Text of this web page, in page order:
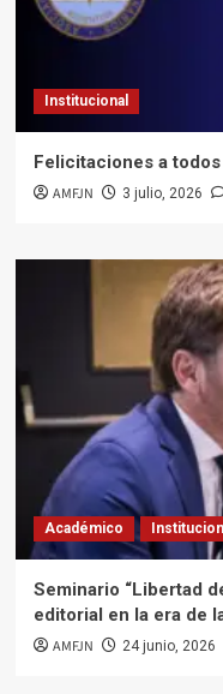
Institucional
Felicitaciones a
AMFJN 3 julio, 2026
Académico
Seminario “Libertad
editorial en la era de
AMFJN 24 junio, 2026